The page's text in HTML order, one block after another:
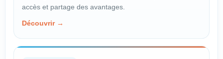
accès et partage des avantages.
Découvrir →